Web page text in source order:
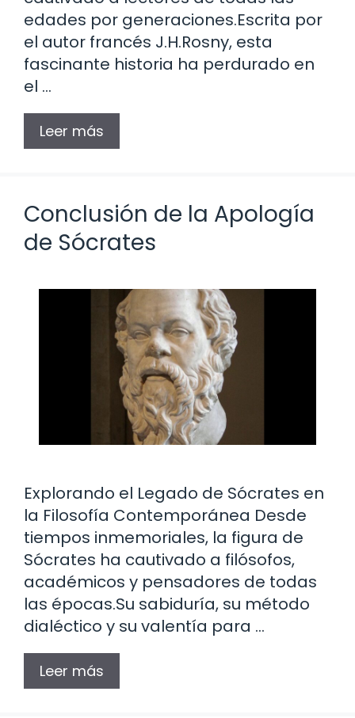
edades por generaciones.Escrita por
el autor francés J.H.Rosny, esta
fascinante historia ha perdurado en
el …
Leer más
Conclusión de la Apología
de Sócrates
Explorando el Legado de Sócrates en
la Filosofía Contemporánea Desde
tiempos inmemoriales, la figura de
Sócrates ha cautivado a filósofos,
académicos y pensadores de todas
las épocas.Su sabiduría, su método
dialéctico y su valentía para …
Leer más